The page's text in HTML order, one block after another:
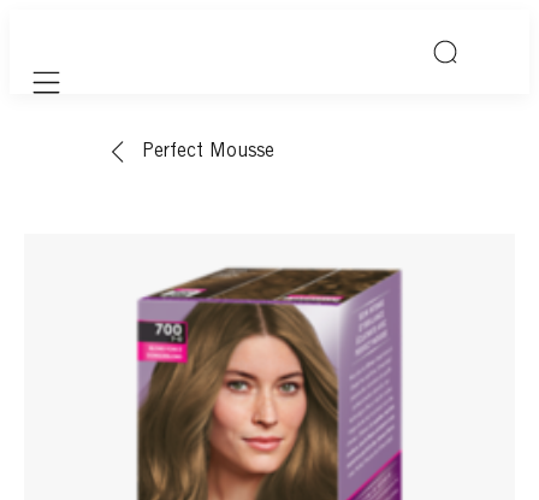
Mobile navigation
Perfect Mousse